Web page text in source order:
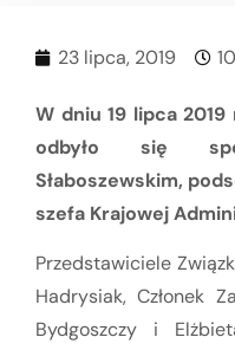
23 lipca, 2019
W dniu 19 lipca
odbyło się
Słaboszewskim,
szefa Krajowej
Przedstawiciele
Hadrysiak, Członek
Bydgoszczy i